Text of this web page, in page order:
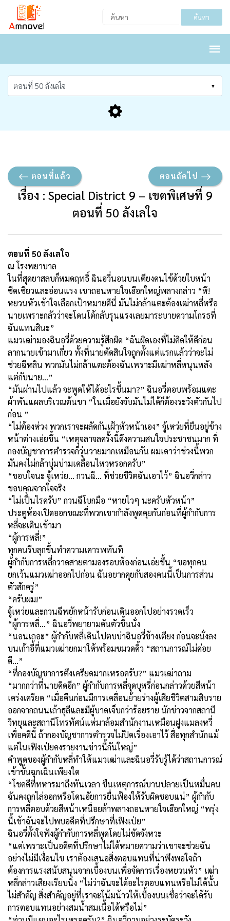
ค้นหา
ตอนที่แล้ว ตอนถัดไป
เรื่อง : Special District 9 – เขตพิเศษที่ 9
ตอนที่ 50 ลังเลใจ
ตอนที่ 50 ลังเลใจ
ณ โรงพยาบาล
ในที่สุดยาสลบก็หมดฤทธิ์ ฉินอวี่นอนบนเตียงคนไข้ด้วยใบหน้า
ซีดเซียวและอ่อนแรง เขาถอนหายใจเฮือกใหญ่พลางกล่าว “หึ!
หยวนหัวเข้าใจเลือกเป้าหมายดีนี่ มันไม่กล้าแตะต้องเฒ่าหลี่หรือ
นายเพราะกลัวว่าจะโดนโต้กลับรุนแรงเลยมาระบายความโกรธที่
ฉันแทนสินะ”
แมวเฒ่ามองฉินอวี่ด้วยความรู้สึกผิด “ฉันผิดเองที่ไม่คิดให้ดีก่อน
ลากนายเข้ามาเกี่ยว ทั้งที่นายตัดสินใจถูกตั้งแต่แรกแล้วว่าจะไม่
ช่วยฉีหลิน พวกมันไม่กล้าแตะต้องฉันเพราะมีเฒ่าหลี่หนุนหลัง
แต่กับนาย…”
“มันผ่านไปแล้ว จะพูดให้ได้อะไรขึ้นมา?” ฉินอวี่ตอบพร้อมแตะ
ผ้าพันแผลบริเวณต้นขา “ในเมื่อยังจับมันไม่ได้ก็ต้องระวังตัวกันไป
ก่อน ”
“ไม่ต้องห่วง พวกเราจะผลัดกันเฝ้าหัวหน้าเอง” จู้เหว่ยที่ยืนอยู่ข้าง
หน้าต่างเอ่ยขึ้น “เหตุจลาจลครั้งนี้ดึงความสนใจประชาชนมาก ที่
กองบัญชาการตำรวจก็วุ่นวายมากเหมือนกัน ผมเดาว่าช่วงนี้พวก
มันคงไม่กล้าบุ่มบ่ามเคลื่อนไหวหรอกครับ”
“ขอบใจนะ จู้เหว่ย... กวนฉี... ที่ช่วยชีวิตฉันเอาไว้” ฉินอวี่กล่าว
ขอบคุณจากใจจริง
“ไม่เป็นไรครับ” กวนฉีโบกมือ “หายไวๆ นะครับหัวหน้า”
ประตูห้องเปิดออกขณะที่พวกเขากำลังพูดคุยกันก่อนที่ผู้กำกับการ
หลี่จะเดินเข้ามา
“ผู้การหลี่!”
ทุกคนรีบลุกขึ้นทำความเคารพทันที
ผู้กำกับการหลี่กวาดสายตามองรอบห้องก่อนเอ่ยขึ้น “ขอทุกคน
ยกเว้นแมวเฒ่าออกไปก่อน ฉันอยากคุยกับสองคนนี้เป็นการส่วน
ตัวสักครู่”
“ครับผม!”
จู้เหว่ยและกวนฉีพยักหน้ารับก่อนเดินออกไปอย่างรวดเร็ว
“ผู้การหลี่…” ฉินอวี่พยายามดันตัวขึ้นนั่ง
“นอนเถอะ” ผู้กำกับหลี่เดินไปตบบ่าฉินอวี่ข้างเตียง ก่อนจะนั่งลง
บนเก้าอี้ที่แมวเฒ่ายกมาให้พร้อมขมวดคิ้ว “สถานการณ์ไม่ค่อย
ดี…”
“ที่กองบัญชาการตึงเครียดมากเหรอครับ?” แมวเฒ่าถาม
“มากกว่าที่นายคิดอีก” ผู้กำกับการหลี่จุดบุหรี่ก่อนกล่าวด้วยสีหน้า
เคร่งเครียด “เมื่อคืนก่อนมีการเคลื่อนย้ายร่างผู้เสียชีวิตสามสิบราย
ออกจากถนนเถ้าธุลีและมีผู้บาดเจ็บกว่าร้อยราย นักข่าวจากสถานี
วิทยุและสถานีโทรทัศน์แห่มาล้อมสำนักงานเหมือนฝูงแมลงหวี่
เพื่อคดีนี้ ถ้ากองบัญชาการตำรวจไม่ปิดเรื่องเอาไว้ สื่อทุกสำนักแม้
แต่ในเฟิงเป่ยคงรายงานข่าวนี้กันใหญ่”
คำพูดของผู้กำกับหลี่ทำให้แมวเฒ่าและฉินอวี่รับรู้ได้ว่าสถานการณ์
เข้าขั้นฉุกเฉินเพียงใด
“โชคดีที่ทหารมาถึงทันเวลา ขืนเหตุการณ์บานปลายเป็นหมื่นคน
ฉันคงถูกไล่ออกหรือโดนอัยการยื่นฟ้องให้รับผิดชอบแน่” ผู้กำกับ
การหลี่ตอบด้วยสีหน้าเหนื่อยล้าพลางถอนหายใจเฮือกใหญ่ “พรุ่ง
นี้เช้าฉันจะไปพบอดีตที่ปรึกษาที่เฟิงเป่ย”
ฉินอวี่ตั้งใจฟังผู้กำกับการหลี่พูดโดยไม่ขัดจังหวะ
“แค่เพราะเป็นอดีตที่ปรึกษาไม่ได้หมายความว่าเขาจะช่วยฉัน
อย่างไม่มีเงื่อนไข เราต้องเสนอสิ่งตอบแทนที่น่าพึงพอใจถ้า
ต้องการแรงสนับสนุนจากเบื้องบนเพื่อจัดการเรื่องหยวนหัว” เฒ่า
หลี่กล่าวเสียงเรียบนิ่ง “ไม่ว่าฉันจะได้อะไรตอบแทนหรือไม่ได้นั้น
ไม่สำคัญ สิ่งสำคัญอยู่ที่เราจะโน้มน้าวให้เบื้องบนเชื่อว่าจะได้รับ
การตอบแทนอย่างสมน้ำสมเนื้อได้หรือไม่”